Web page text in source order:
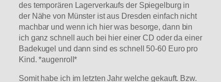
des temporären Lagerverkaufs der Spiegelburg in
der Nähe von Münster ist aus Dresden einfach nicht
machbar und wenn ich hier was besorge, dann bin
ich ganz schnell auch bei hier einer CD oder da einer
Badekugel und dann sind es schnell 50-60 Euro pro
Kind. *augenroll*
Somit habe ich im letzten Jahr welche gekauft. Bzw.